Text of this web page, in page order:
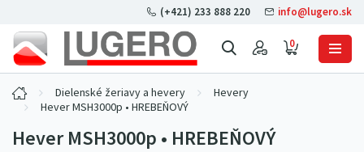
0
(+421) 233 888 220 info@lugero.sk
Dielenské žeriavy a hevery
Hevery
Hever MSH3000p • HREBEŇOVÝ
Hever MSH3000p • HREBEŇOVÝ